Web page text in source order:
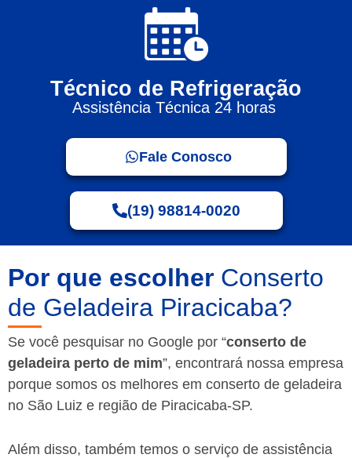
Técnico de Refrigeração
Assistência Técnica 24 horas
Fale Conosco
(19) 98814-0020
Por que escolher Conserto
de Geladeira Piracicaba?
Se você pesquisar no Google por “conserto de
geladeira perto de mim”, encontrará nossa empresa
porque somos os melhores em conserto de geladeira
no São Luiz e região de Piracicaba-SP.
Além disso, também temos o serviço de assistência